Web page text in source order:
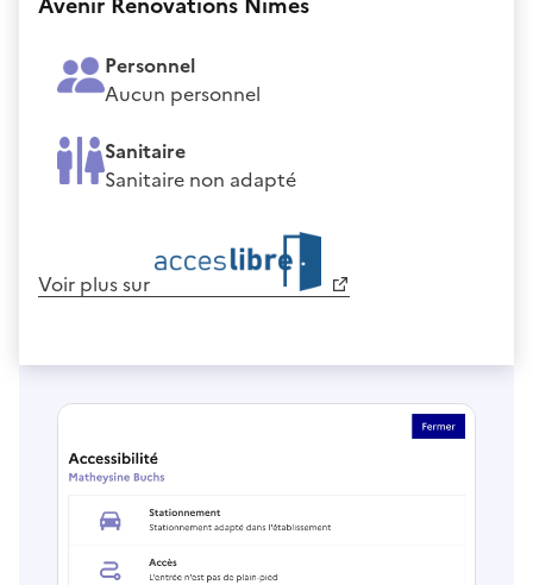
Personnel
Aucun personnel
Sanitaire
Sanitaire non adapté
Voir plus sur